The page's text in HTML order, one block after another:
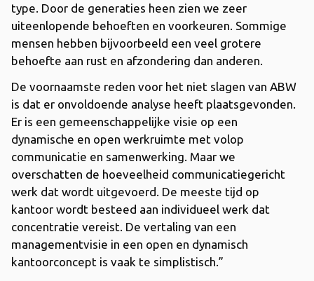
type. Door de generaties heen zien we zeer
uiteenlopende behoeften en voorkeuren. Sommige
mensen hebben bijvoorbeeld een veel grotere
behoefte aan rust en afzondering dan anderen.
De voornaamste reden voor het niet slagen van ABW
is dat er onvoldoende analyse heeft plaatsgevonden.
Er is een gemeenschappelijke visie op een
dynamische en open werkruimte met volop
communicatie en samenwerking. Maar we
overschatten de hoeveelheid communicatiegericht
werk dat wordt uitgevoerd. De meeste tijd op
kantoor wordt besteed aan individueel werk dat
concentratie vereist. De vertaling van een
managementvisie in een open en dynamisch
kantoorconcept is vaak te simplistisch.”